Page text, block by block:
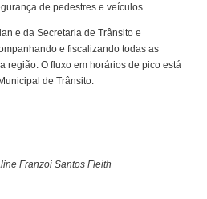
de pedestres e veículos.
e da Secretaria de Trânsito e
e fiscalizando todas as
região. O fluxo em horários de pico está
de Trânsito.
Franzoi Santos Fleith